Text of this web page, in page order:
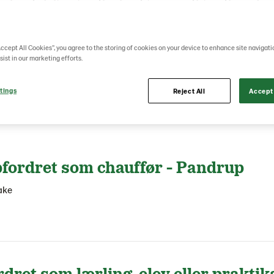
can reimagine your career in different roles
countries.
All
som chauffør - Pandrup
All Cookies”, you agree to the storing of cookies on your device to enhance site
in our marketing efforts.
Reject All Accept